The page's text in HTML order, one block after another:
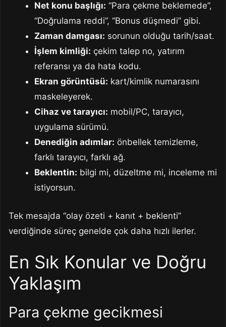
Net konu başlığı: “Para çekme beklemede”,
“Doğrulama reddi”, “Bonus düşmedi” gibi.
Zaman damgası: sorunun olduğu tarih/saat.
İşlem kimliği: çekim talep no, yatırım
referansı ya da hata kodu.
Ekran görüntüsü: kart/kimlik numarasını
maskeleyerek.
Cihaz ve tarayıcı: mobil/PC, tarayıcı,
uygulama sürümü.
Denediğin adımlar: önbellek temizleme,
farklı tarayıcı, farklı ağ.
Beklentin: bilgi mi, düzeltme mi, inceleme mi
istiyorsun.
Tek mesajda “olay özeti + kanıt + beklenti”
verdiğinde süreç genelde çok daha hızlı ilerler.
En Sık Konular ve Doğru
Yaklaşım
Para çekme gecikmesi